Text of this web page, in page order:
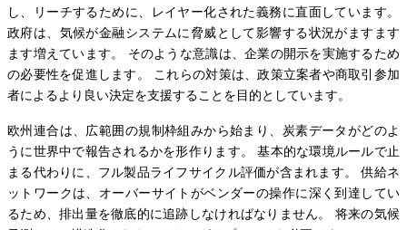
し、リーチするために、レイヤー化された義務に直面しています。
政府は、気候が金融システムに脅威として影響する状況がますます
ます増えています。 そのような意識は、企業の開示を実施するため
の必要性を促進します。 これらの対策は、政策立案者や商取引参加
者によるより良い決定を支援することを目的としています。
欧州連合は、広範囲の規制枠組みから始まり、炭素データがどのよ
うに世界中で報告されるかを形作ります。 基本的な環境ルールで止
まる代わりに、フル製品ライフサイクル評価が含まれます。 供給ネ
ットワークは、オーバーサイトがベンダーの操作に深く到達してい
るため、排出量を徹底的に追跡しなければなりません。 将来の気候